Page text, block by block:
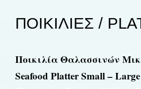
ΠΟΙΚΙΛΙΕΣ /
Ποικιλία Θαλασσινών
Seafood Platter Small – Large